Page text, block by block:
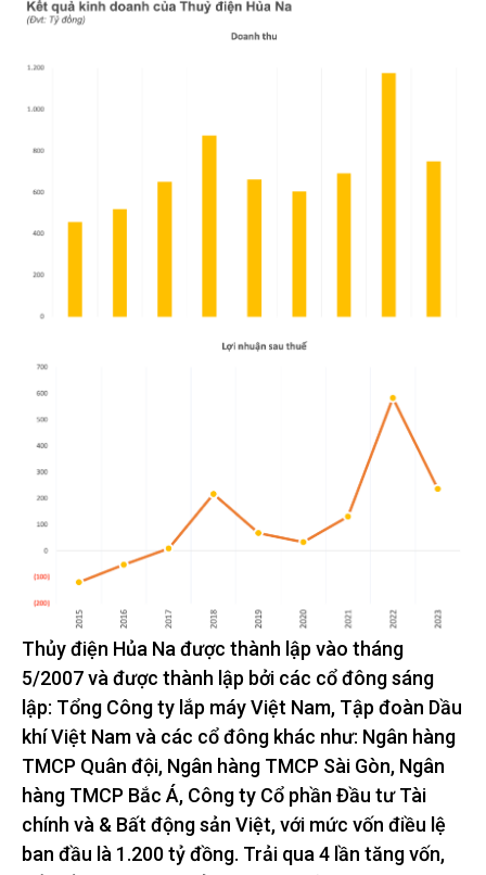
Thủy điện Hủa Na được thành lập vào tháng
5/2007 và được thành lập bởi các cổ đông sáng
lập: Tổng Công ty lắp máy Việt Nam, Tập đoàn Dầu
khí Việt Nam và các cổ đông khác như: Ngân hàng
TMCP Quân đội, Ngân hàng TMCP Sài Gòn, Ngân
hàng TMCP Bắc Á, Công ty Cổ phần Đầu tư Tài
chính và & Bất động sản Việt, với mức vốn điều lệ
ban đầu là 1.200 tỷ đồng. Trải qua 4 lần tăng vốn,